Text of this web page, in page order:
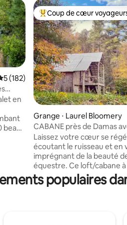
appréciés
moyenne sur la base de
5 (182)
en
et
Coups de cœur voyageurs
Coup de cœur
Grange ⋅ Laurel Bloomery
CABANE près de Damas
une belle ferme équestre
Laissez votre cœur se
écoutant le ruisseau et en
imprégnant de la beauté
équestre. Ce loft/cabane
nouvellement terminé fait
ancienne grange
populaires